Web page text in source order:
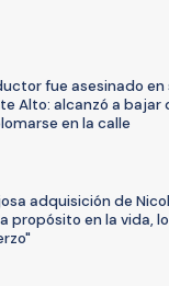
fue asesinado en
Alto: alcanzó a bajar
en la calle
adquisición de
propósito en la vida,